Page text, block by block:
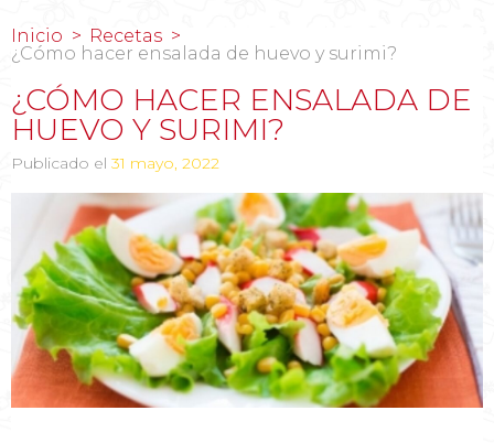
Inicio
Recetas
¿Cómo hacer ensalada de huevo y surimi?
¿CÓMO HACER ENSALADA DE
HUEVO Y SURIMI?
Publicado el 31 mayo, 2022